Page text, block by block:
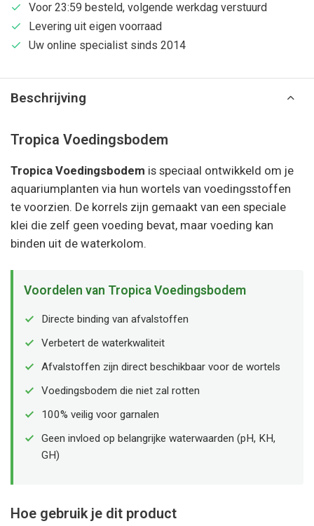
Voor 23:59 besteld, volgende werkdag verstuurd
Levering uit eigen voorraad
Uw online specialist sinds 2014
Beschrijving
Tropica Voedingsbodem
Tropica Voedingsbodem is speciaal ontwikkeld om je
aquariumplanten via hun wortels van voedingsstoffen
te voorzien. De korrels zijn gemaakt van een speciale
klei die zelf geen voeding bevat, maar voeding kan
binden uit de waterkolom.
Voordelen van Tropica Voedingsbodem
Directe binding van afvalstoffen
Verbetert de waterkwaliteit
Afvalstoffen zijn direct beschikbaar voor de wortels
Voedingsbodem die niet zal rotten
100% veilig voor garnalen
Geen invloed op belangrijke waterwaarden (pH, KH,
GH)
Hoe gebruik je dit product